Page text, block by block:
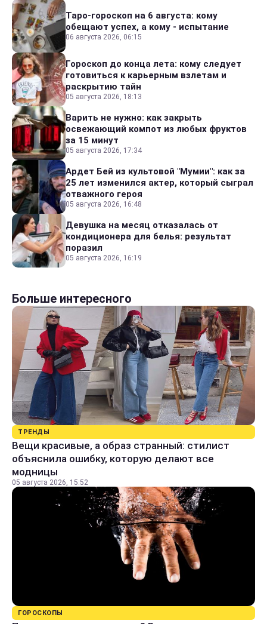
Таро-гороскоп на 6 августа: кому
обещают успех, а кому - испытание
06 августа 2026, 06:15
Гороскоп до конца лета: кому следует
готовиться к карьерным взлетам и
раскрытию тайн
05 августа 2026, 18:13
Варить не нужно: как закрыть
освежающий компот из любых фруктов
за 15 минут
05 августа 2026, 17:34
Ардет Бей из культовой "Мумии": как за
25 лет изменился актер, который сыграл
отважного героя
05 августа 2026, 16:48
Девушка на месяц отказалась от
кондиционера для белья: результат
поразил
05 августа 2026, 16:19
Больше интересного
ТРЕНДЫ
Вещи красивые, а образ странный: стилист
объяснила ошибку, которую делают все
модницы
05 августа 2026, 15:52
ГОРОСКОПЫ